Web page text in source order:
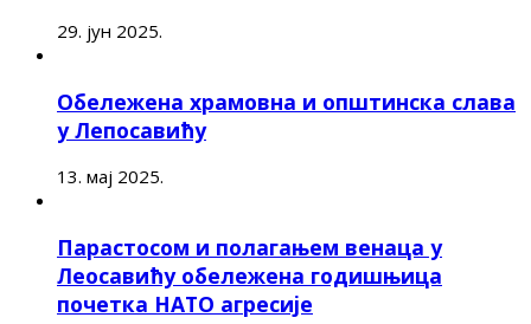
29. јун 2025.
Обележена храмовна и општинска слава
у Лепосавићу
13. мај 2025.
Парастосом и полагањем венаца у
Леосавићу обележена годишњица
почетка НАТО агресије